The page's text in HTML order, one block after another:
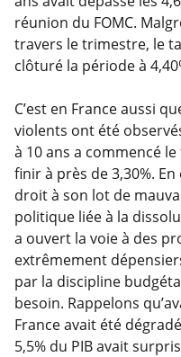
réunion du FOMC.
travers le trimestre, le
clôturé la période à
C’est en France aussi
violents ont été
à 10 ans a commencé
finir à près de 3,30%.
droit à son lot de
politique liée à la
a ouvert la voie à des
extrêmement
par la discipline
besoin. Rappelons
France avait été
5,5% du PIB avait